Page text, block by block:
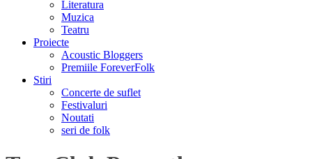
Literatura
Muzica
Teatru
Proiecte
Acoustic Bloggers
Premiile ForeverFolk
Stiri
Concerte de suflet
Festivaluri
Noutati
seri de folk